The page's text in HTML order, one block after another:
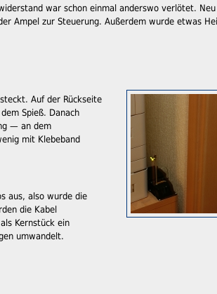
war schon einmal anderswo verlötet.
Ampel zur Steuerung. Außerdem wurde etwas
Auf der Rückseite
Spieß. Danach
— an dem
mit Klebeband
aus, also wurde die
die Kabel
Kernstück ein
umwandelt.